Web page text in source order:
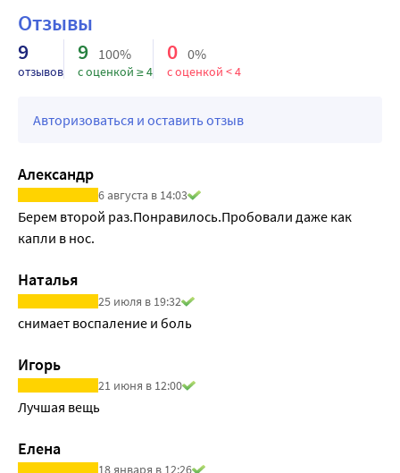
Отзывы
9
отзывов
9 100%
с оценкой ≥ 4
0 0%
с оценкой < 4
Авторизоваться и оставить отзыв
Александр
6 августа в 14:03
Берем второй раз.Понравилось.Пробовали даже как
капли в нос.
Наталья
25 июля в 19:32
снимает воспаление и боль
Игорь
21 июня в 12:00
Лучшая вещь
Елена
18 января в 12:26